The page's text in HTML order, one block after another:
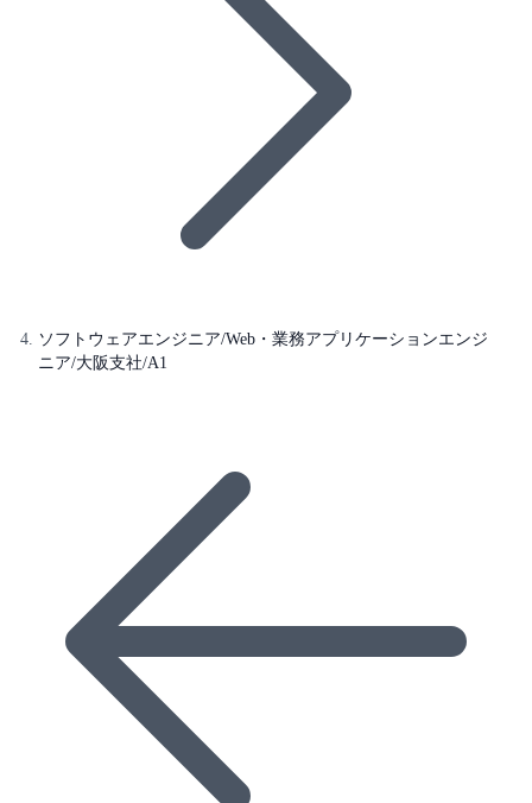
ソフトウェアエンジニア/Web・業務アプリケーションエンジ
ニア/大阪支社/A1